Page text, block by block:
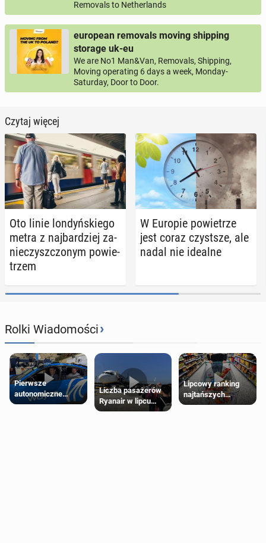
Removals to Netherlands
european removals moving shipping
storage uk-eu
We are No1 Man&Van, Removals, Shipping,
Moving operating 6 days a week, Monday-
Saturday, Door to Door.
Czytaj więcej
Oto linie lon­dyń­skie­go
metra z naj­bar­dziej za­
nie­czysz­czo­nym po­wie­
trzem
W Europie po­wie­trze
jest coraz czyst­sze, ale
nadal nie idealne
Rolki Wiadomości›
Pierwsze
autonomiczne
Ubery pojawią się
Liczba pasażerów
Ryanair w lipcu
pobiła rekord
Lipcowy ranking
najtańszych
supermarketów